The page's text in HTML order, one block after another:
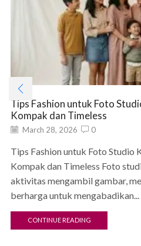
Tips Fashion untuk Foto
Kompak dan Timeless
March 28, 2026 0
Tips Fashion untuk Foto Studio
Kompak dan Timeless Foto
aktivitas mengambil gambar,
berharga untuk mengabadikan...
CONTINUE READING